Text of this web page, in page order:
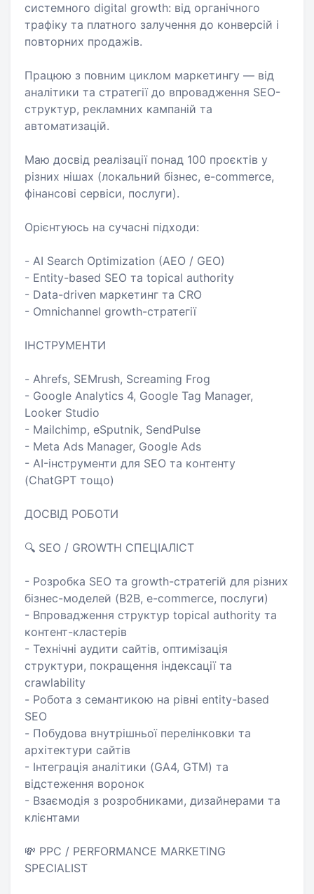
системного digital growth: від органічного
трафіку та платного залучення до конверсій і
повторних продажів.
Працюю з повним циклом маркетингу — від
аналітики та стратегії до впровадження SEO-
структур, рекламних кампаній та
автоматизацій.
Маю досвід реалізації понад 100 проєктів у
різних нішах (локальний бізнес, e-commerce,
фінансові сервіси, послуги).
Орієнтуюсь на сучасні підходи:
- AI Search Optimization (AEO / GEO)
- Entity-based SEO та topical authority
- Data-driven маркетинг та CRO
- Omnichannel growth-стратегії
ІНСТРУМЕНТИ
- Ahrefs, SEMrush, Screaming Frog
- Google Analytics 4, Google Tag Manager,
Looker Studio
- Mailchimp, eSputnik, SendPulse
- Meta Ads Manager, Google Ads
- AI-інструменти для SEO та контенту
(ChatGPT тощо)
ДОСВІД РОБОТИ
🔍 SEO / GROWTH СПЕЦІАЛІСТ
- Розробка SEO та growth-стратегій для різних
бізнес-моделей (B2B, e-commerce, послуги)
- Впровадження структур topical authority та
контент-кластерів
- Технічні аудити сайтів, оптимізація
структури, покращення індексації та
crawlability
- Робота з семантикою на рівні entity-based
SEO
- Побудова внутрішньої перелінковки та
архітектури сайтів
- Інтеграція аналітики (GA4, GTM) та
відстеження воронок
- Взаємодія з розробниками, дизайнерами та
клієнтами
💸 PPC / PERFORMANCE MARKETING
SPECIALIST